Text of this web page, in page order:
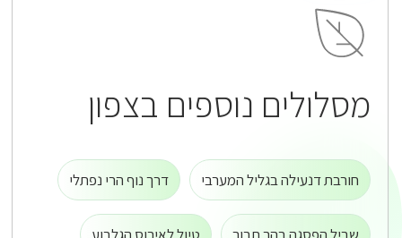
מסלולים נוספים בצפון
חורבת דנעילה בגליל המערבי דרך נוף הרי נפתלי